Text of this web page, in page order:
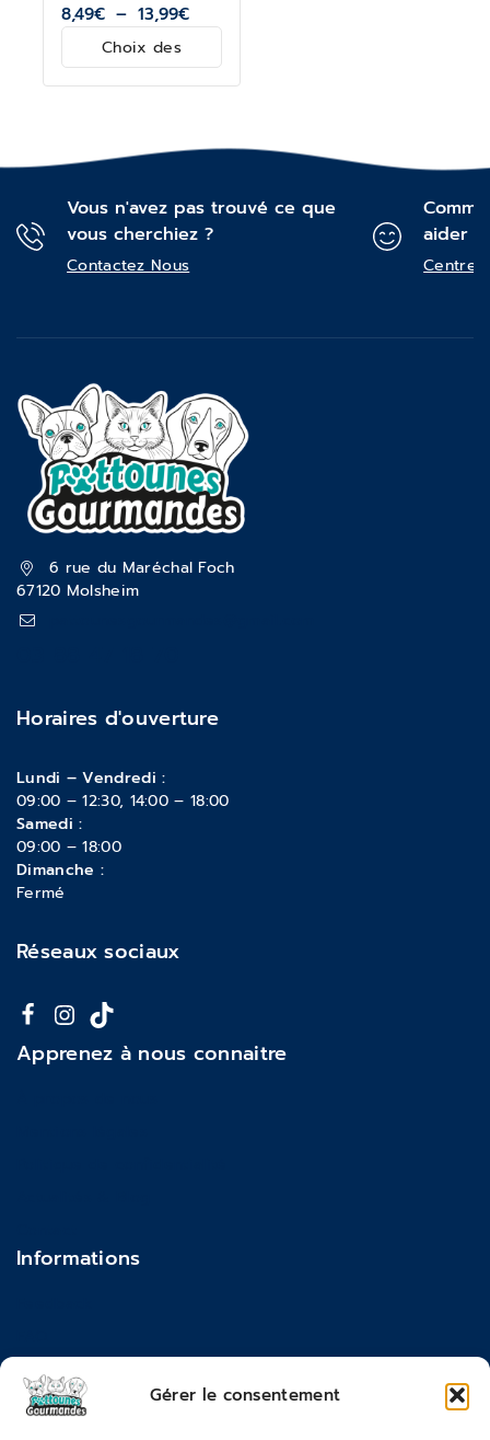
Gérer le consentement
8,49€ – 13,99€
Choix des
Vous n'avez pas trouvé ce que
vous cherchiez ?
Contactez Nous
aider ?
Centre
6 rue du Maréchal Foch
67120 Molsheim
Horaires d'ouverture
Lundi – Vendredi :
09:00 – 12:30, 14:00 – 18:00
Samedi :
09:00 – 18:00
Dimanche :
Fermé
Réseaux sociaux
Apprenez à nous connaitre
Informations
Moyens de paiements